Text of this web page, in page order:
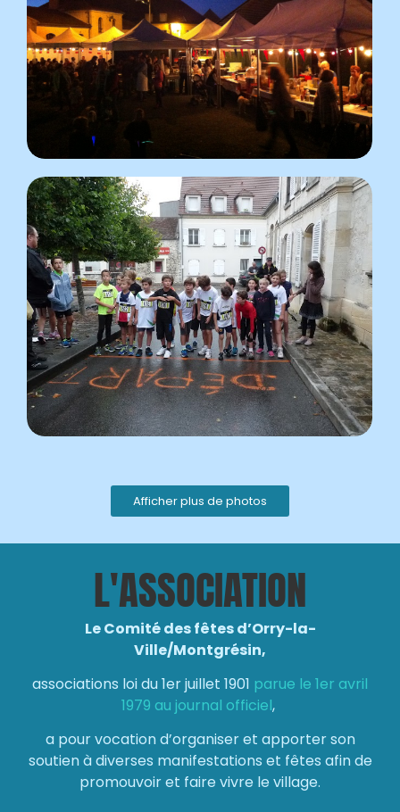
Afficher plus de photos
L'ASSOCIATION
Le Comité des fêtes d’Orry-la-
Ville/Montgrésin,
associations loi du 1er juillet 1901 parue le 1er avril
1979 au journal officiel,
a pour vocation d’organiser et apporter son
soutien à diverses manifestations et fêtes afin de
promouvoir et faire vivre le village.